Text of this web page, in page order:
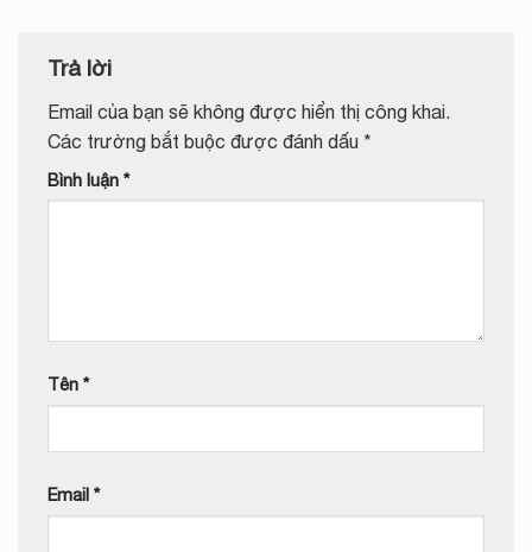
Trả lời
Email của bạn sẽ không được hiển thị công khai.
Các trường bắt buộc được đánh dấu *
Bình luận *
Tên *
Email *